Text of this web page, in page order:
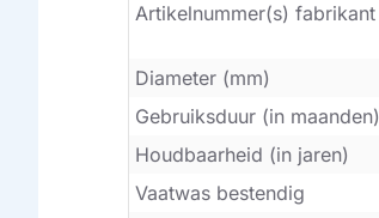
Artikelnummer(s) fabrikant
Diameter (mm)
Gebruiksduur (in maanden)
Houdbaarheid (in jaren)
Vaatwas bestendig